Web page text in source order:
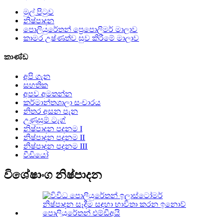
මුල් පිටුව
නිෂ්පාදන
පොලියුරේතන් ප්‍රෙපොලිමර් මාලාව
කාමර උෂ්ණත්ව සුව කිරීමේ මාලාව
කාණ්ඩ
අපි ගැන
සහතික
අපව අමතන්න
කර්මාන්තශාලා සංචාරය
නිතර අසන පැන
උණුසුම් ටැග්
නිෂ්පාදන පදනම Ⅰ
නිෂ්පාදන පදනම Ⅱ
නිෂ්පාදන පදනම Ⅲ
වීඩියෝ
විශේෂාංග නිෂ්පාදන